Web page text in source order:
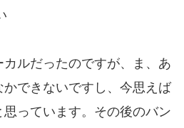
ルだったのですが、ま、あ
できないですし、今思えば
っています。その後のバン